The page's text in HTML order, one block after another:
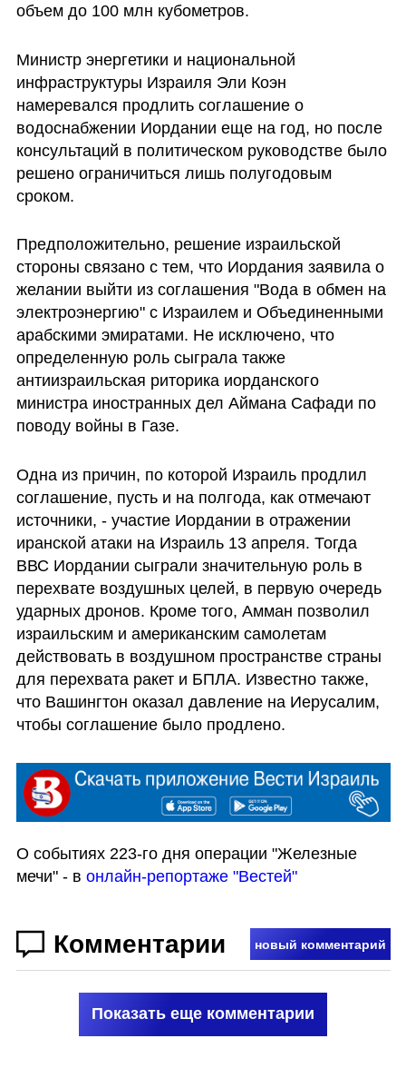
объем до 100 млн кубометров.
Министр энергетики и национальной
инфраструктуры Израиля Эли Коэн
намеревался продлить соглашение о
водоснабжении Иордании еще на год, но после
консультаций в политическом руководстве было
решено ограничиться лишь полугодовым
сроком.
Предположительно, решение израильской
стороны связано с тем, что Иордания заявила о
желании выйти из соглашения "Вода в обмен на
электроэнергию" с Израилем и Объединенными
арабскими эмиратами. Не исключено, что
определенную роль сыграла также
антиизраильская риторика иорданского
министра иностранных дел Аймана Сафади по
поводу войны в Газе.
Одна из причин, по которой Израиль продлил
соглашение, пусть и на полгода, как отмечают
источники, - участие Иордании в отражении
иранской атаки на Израиль 13 апреля. Тогда
ВВС Иордании сыграли значительную роль в
перехвате воздушных целей, в первую очередь
ударных дронов. Кроме того, Амман позволил
израильским и американским самолетам
действовать в воздушном пространстве страны
для перехвата ракет и БПЛА. Известно также,
что Вашингтон оказал давление на Иерусалим,
чтобы соглашение было продлено.
О событиях 223-го дня операции "Железные
мечи" - в онлайн-репортаже "Вестей"
Комментарии новый комментарий
Показать еще комментарии